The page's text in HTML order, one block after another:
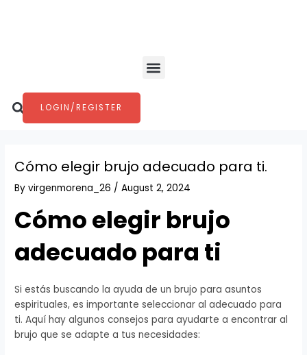
Menu
Search
LOGIN/REGISTER
Cómo elegir brujo adecuado para ti.
Byvirgenmorena_26 /August 2, 2024
Cómo elegir brujo
adecuado para ti
Si estás buscando la ayuda de un brujo para asuntos
espirituales, es importante seleccionar al adecuado para
ti. Aquí hay algunos consejos para ayudarte a encontrar al
brujo que se adapte a tus necesidades: